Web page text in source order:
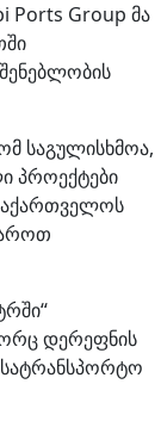
Ports Group მა
საგულისხმოა,
პროექტები
დერეფნის
სატრანსპორტო